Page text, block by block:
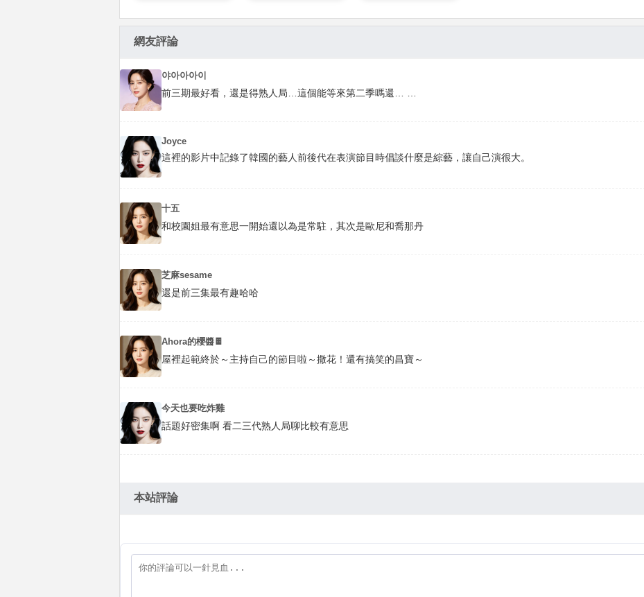
網友評論
야아아아이
前三期最好看，還是得熟人局…這個能等來第二季嗎還… …
Joyce
這裡的影片中記錄了韓國的藝人前後代在表演節目時倡談什麼是綜藝，讓自己演很大。
十五
和校園姐最有意思一開始還以為是常駐，其次是歐尼和喬那丹
芝麻sesame
還是前三集最有趣哈哈
Ahora的櫻醬🍫
屋裡起範終於～主持自己的節目啦～撒花！還有搞笑的昌寶～
今天也要吃炸雞
話題好密集啊 看二三代熟人局聊比較有意思
本站評論